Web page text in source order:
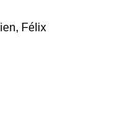
, Félix